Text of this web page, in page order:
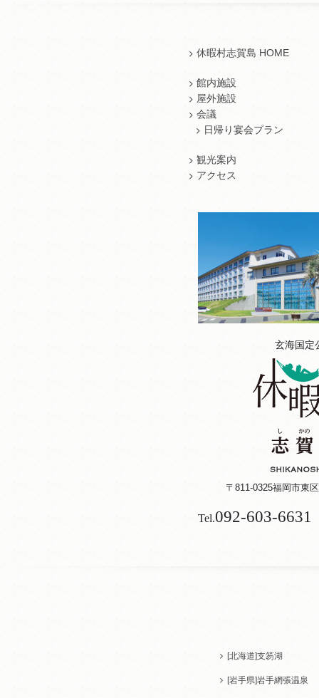
休暇村志賀島 HOME
館内施設
屋外施設
会議
日帰り宴会プラン
観光案内
アクセス
玄海国定
〒811-0325福岡市東
Tel.092-603-6631
[北海道]支笏湖
[岩手県]岩手網張温泉